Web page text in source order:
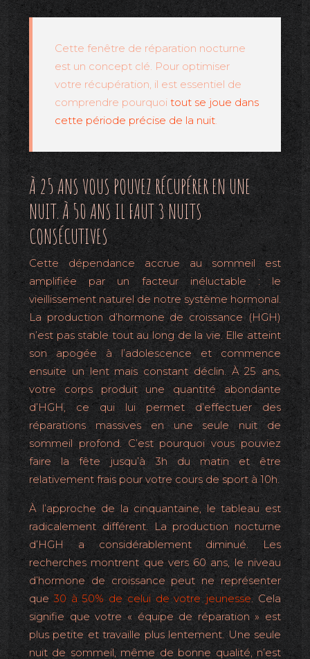
Cette fenêtre de réparation nocturne
est un concept clé. Pour optimiser
votre récupération, il est essentiel de
comprendre pourquoi tout se joue dans
cette période précise de la nuit.
À 25 ANS VOUS POUVEZ RÉCUPÉRER EN UNE
NUIT. À 50 ANS IL FAUT 3 NUITS
CONSÉCUTIVES
Cette dépendance accrue au sommeil est
amplifiée par un facteur inéluctable : le
vieillissement naturel de notre système hormonal.
La production d’hormone de croissance (HGH)
n’est pas stable tout au long de la vie. Elle atteint
son apogée à l’adolescence et commence
ensuite un lent mais constant déclin. À 25 ans,
votre corps produit une quantité abondante
d’HGH, ce qui lui permet d’effectuer des
réparations massives en une seule nuit de
sommeil profond. C’est pourquoi vous pouviez
faire la fête jusqu’à 3h du matin et être
relativement frais pour votre cours de sport à 10h.
À l’approche de la cinquantaine, le tableau est
radicalement différent. La production nocturne
d’HGH a considérablement diminué. Les
recherches montrent que vers 60 ans, le niveau
d’hormone de croissance peut ne représenter
que30 à 50% de celui de votre jeunesse. Cela
signifie que votre « équipe de réparation » est
plus petite et travaille plus lentement. Une seule
nuit de sommeil, même de bonne qualité, n’est